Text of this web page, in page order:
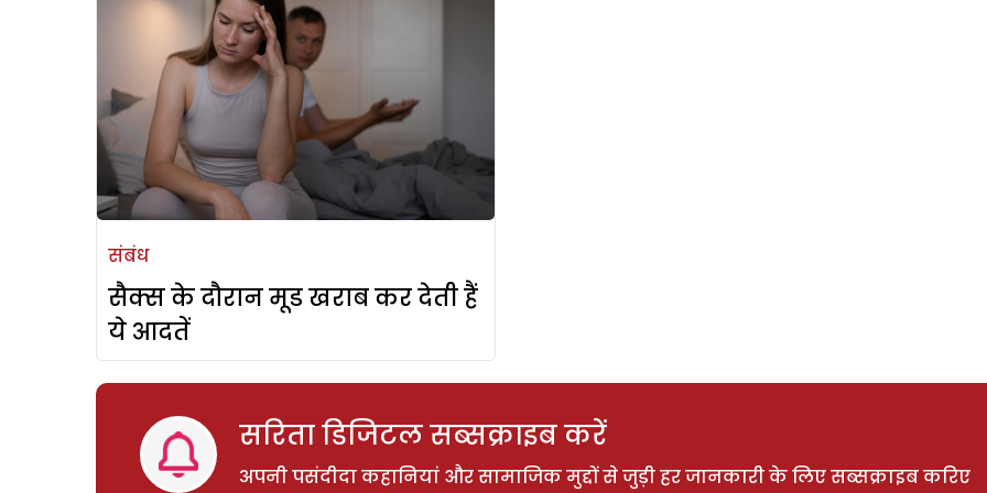
संबंध
सैक्स के दौरान मूड खराब कर देती हैं
ये आदतें
सरिता डिजिटल सब्सक्राइब करें
अपनी पसंदीदा कहानियां और सामाजिक मुद्दों से जुड़ी हर जानकारी के लिए सब्सक्राइब करिए